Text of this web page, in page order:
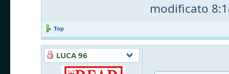
modificato
Top
LUCA 96